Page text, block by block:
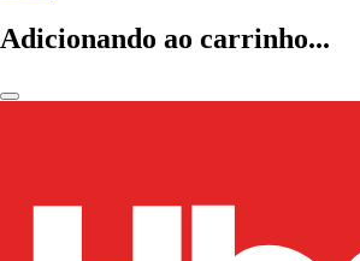
Adicionando ao carrinho...